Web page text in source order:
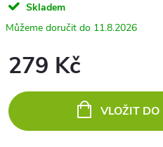
Skladem
11.8.2026
279 Kč
cena:
VLOŽIT DO